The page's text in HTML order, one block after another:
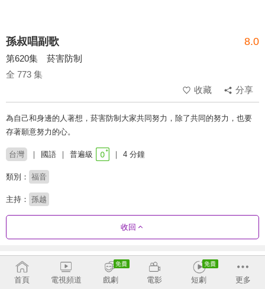
孫叔唱副歌 8.0
第620集 菸害防制
全 773 集
收藏
分享
為自己和身邊的人著想，菸害防制大家共同努力，除了共同的努力，也要
存著願意努力的心。
台灣 國語 普遍級 4 分鐘
類別： 福音
主持： 孫越
收回
劇集列表 正序 收合
1 - 36 37 - 72 73 - 108 109 - 144
首頁 電視頻道 戲劇 電影 短劇 更多